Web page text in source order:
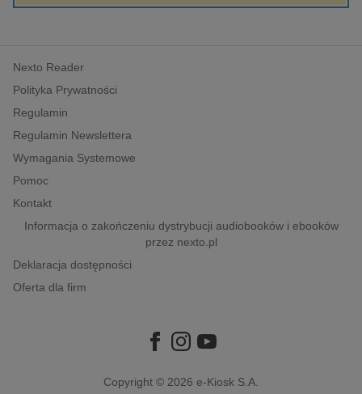
komputery, internet, technologie, informatyka
polityka, społeczno-informacyjne
psychologiczne
inne
popularno-naukowe
historia
Nexto Reader
Polityka Prywatności
Regulamin
Regulamin Newslettera
Wymagania Systemowe
Pomoc
Kontakt
Informacja o zakończeniu dystrybucji audiobooków i ebooków
przez nexto.pl
Deklaracja dostępności
Oferta dla firm
Copyright © 2026 e-Kiosk S.A.